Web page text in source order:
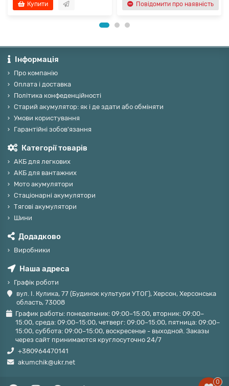
Купити Повідомити про наявність
Інформація
Про компанію
Оплата і доставка
Політика конфеденційності
Старий акумулятор: як і де здати або обміняти
Умови користування
Гарантійні зобов'язання
Категорії товарів
АКБ для легкових
АКБ для вантажних
Мото акумулятори
Стаціонарні акумулятори
Тягові акумулятори
Шини
Додадково
Виробники
Наша адреса
Графік роботи
вул. І. Кулика, 77 (Будинок культури УТОГ), Херсон, Херсонська
область, 73008
График работы: понедельник: 09:00–15:00, вторник: 09:00–
15:00, среда: 09:00–15:00, четверг: 09:00–15:00, пятница: 09:00–
15:00, суббота: 09:00–15:00, воскресенье - выходной. Заказы
через сайт принимаются круглосуточно 24/7
+380964470141
akumchik@ukr.net
0